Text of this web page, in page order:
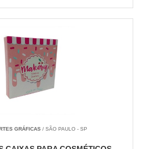
GRÁFICAS/ SÃO PAULO - SP